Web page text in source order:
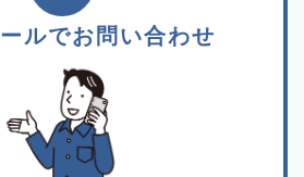
ルでお問い合わせ